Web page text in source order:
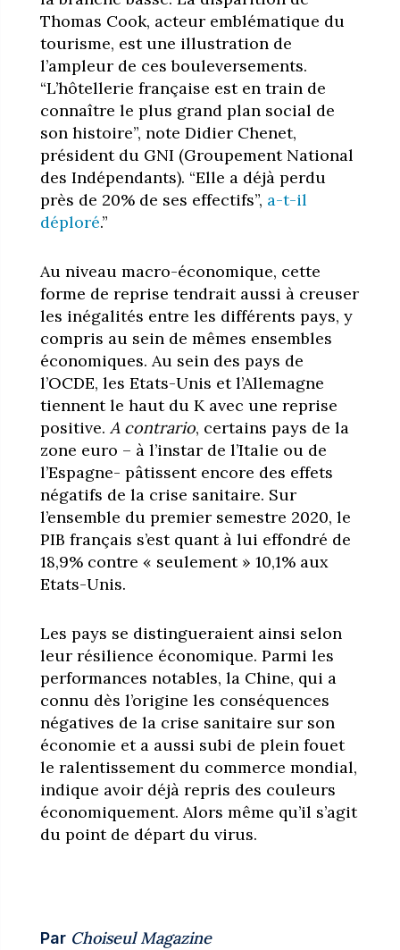
Thomas Cook, acteur emblématique du
tourisme, est une illustration de
l’ampleur de ces bouleversements.
“L’hôtellerie française est en train de
connaître le plus grand plan social de
son histoire”, note Didier Chenet,
président du GNI (Groupement National
des Indépendants). “Elle a déjà perdu
près de 20% de ses effectifs”, a-t-il
déploré.”
Au niveau macro-économique, cette
forme de reprise tendrait aussi à creuser
les inégalités entre les différents pays, y
compris au sein de mêmes ensembles
économiques. Au sein des pays de
l’OCDE, les Etats-Unis et l’Allemagne
tiennent le haut du K avec une reprise
positive. A contrario, certains pays de la
zone euro – à l’instar de l’Italie ou de
l’Espagne- pâtissent encore des effets
négatifs de la crise sanitaire. Sur
l’ensemble du premier semestre 2020, le
PIB français s’est quant à lui effondré de
18,9% contre « seulement » 10,1% aux
Etats-Unis.
Les pays se distingueraient ainsi selon
leur résilience économique. Parmi les
performances notables, la Chine, qui a
connu dès l’origine les conséquences
négatives de la crise sanitaire sur son
économie et a aussi subi de plein fouet
le ralentissement du commerce mondial,
indique avoir déjà repris des couleurs
économiquement. Alors même qu’il s’agit
du point de départ du virus.
Par Choiseul Magazine